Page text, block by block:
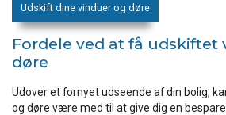
Udskift dine vinduer og døre
Fordele ved at få udskiftet
døre
Udover et fornyet udseende af din bolig,
og døre være med til at give dig en